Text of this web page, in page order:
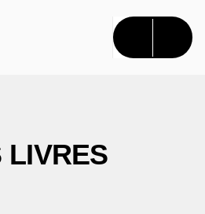
CONTENU
LIVRES